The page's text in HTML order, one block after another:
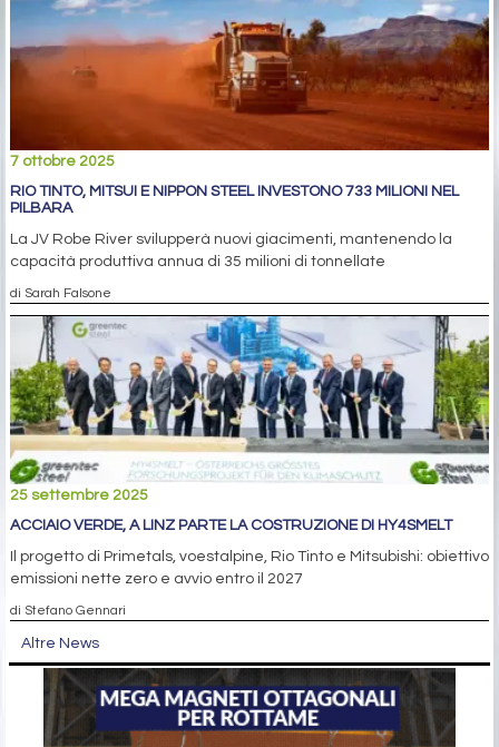
7 ottobre 2025
RIO TINTO, MITSUI E NIPPON STEEL INVESTONO 733 MILIONI NEL
PILBARA
La JV Robe River svilupperà nuovi giacimenti, mantenendo la
capacità produttiva annua di 35 milioni di tonnellate
di Sarah Falsone
25 settembre 2025
ACCIAIO VERDE, A LINZ PARTE LA COSTRUZIONE DI HY4SMELT
Il progetto di Primetals, voestalpine, Rio Tinto e Mitsubishi: obiettivo
emissioni nette zero e avvio entro il 2027
di Stefano Gennari
Altre News